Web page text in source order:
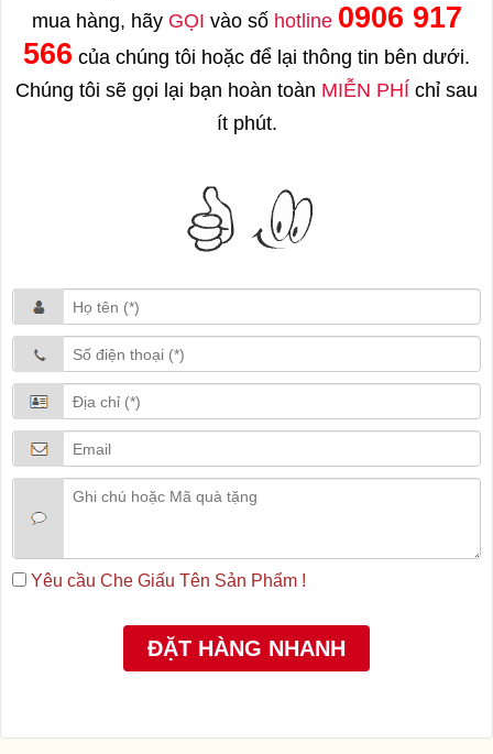
mua hàng, hãy GỌI vào số hotline 0906 917
566 của chúng tôi hoặc để lại thông tin bên dưới.
Chúng tôi sẽ gọi lại bạn hoàn toàn MIỄN PHÍ chỉ sau
ít phút.
Yêu cầu Che Giấu Tên Sản Phẩm !